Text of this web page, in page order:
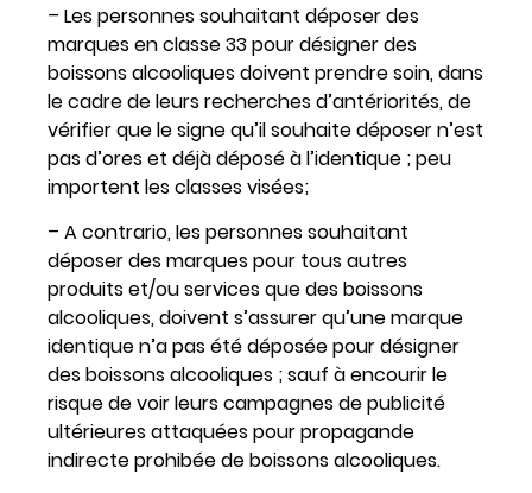
– Les personnes souhaitant déposer des
marques en classe 33 pour désigner des
boissons alcooliques doivent prendre soin, dans
le cadre de leurs recherches d’antériorités, de
vérifier que le signe qu’il souhaite déposer n’est
pas d’ores et déjà déposé à l’identique ; peu
importent les classes visées;
– A contrario, les personnes souhaitant
déposer des marques pour tous autres
produits et/ou services que des boissons
alcooliques, doivent s’assurer qu’une marque
identique n’a pas été déposée pour désigner
des boissons alcooliques ; sauf à encourir le
risque de voir leurs campagnes de publicité
ultérieures attaquées pour propagande
indirecte prohibée de boissons alcooliques.